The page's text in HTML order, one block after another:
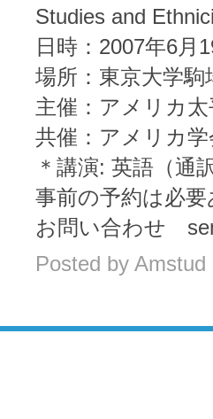
Studies and
日時：2007年6月
場所：東京大学
主催：アメリカ
共催：アメリ
＊講演: 英語（通
事前の予約は必要
お問い合わせ
Posted by